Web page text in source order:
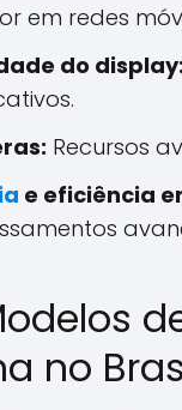
em redes
do display:
Recursos
e eficiência
no